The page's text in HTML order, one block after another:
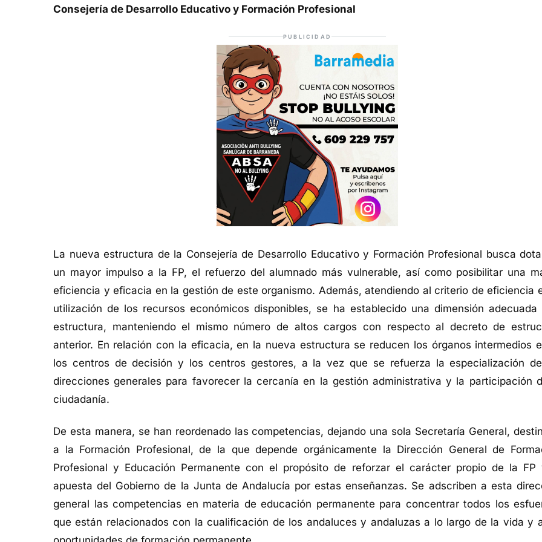
Consejería de Desarrollo Educativo y Formación Profesional
PUBLICIDAD
La nueva estructura de la Consejería de Desarrollo Educativo y Formación Profesional busca
un mayor impulso a la FP, el refuerzo del alumnado más vulnerable, así como posibilitar una
eficiencia y eficacia en la gestión de este organismo. Además, atendiendo al criterio de eficiencia
utilización de los recursos económicos disponibles, se ha establecido una dimensión adecuada
estructura, manteniendo el mismo número de altos cargos con respecto al decreto de
anterior. En relación con la eficacia, en la nueva estructura se reducen los órganos intermedios
los centros de decisión y los centros gestores, a la vez que se refuerza la especialización
direcciones generales para favorecer la cercanía en la gestión administrativa y la participación
ciudadanía.
De esta manera, se han reordenado las competencias, dejando una sola Secretaría General,
a la Formación Profesional, de la que depende orgánicamente la Dirección General de
Profesional y Educación Permanente con el propósito de reforzar el carácter propio de la FP
apuesta del Gobierno de la Junta de Andalucía por estas enseñanzas. Se adscriben a esta
general las competencias en materia de educación permanente para concentrar todos los
que están relacionados con la cualificación de los andaluces y andaluzas a lo largo de la vida y